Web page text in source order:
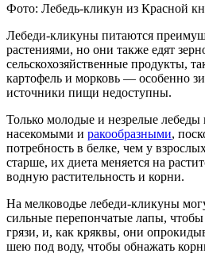
Фото: Лебедь-кликун из Красной
Лебеди-кликуны питаются
растениями, но они также едят
сельскохозяйственные продукты,
картофель и морковь — особенно
источники пищи недоступны.
Только молодые и незрелые
насекомыми и ракообразными,
потребность в белке, чем у
старше, их диета меняется на
водную растительность и корни.
На мелководье лебеди-кликуны
сильные перепончатые лапы, чтобы
грязи, и, как кряквы, они
шею под воду, чтобы обнажать